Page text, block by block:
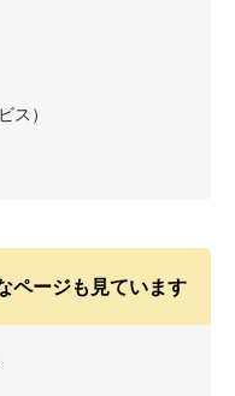
ス）
ページも見ています